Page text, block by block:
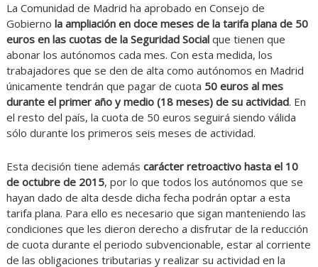
La Comunidad de Madrid ha aprobado en Consejo de
Gobierno la ampliación en doce meses de la tarifa plana de 50
euros en las cuotas de la Seguridad Socialque tienen que
abonar los autónomos cada mes. Con esta medida, los
trabajadores que se den de alta como autónomos en Madrid
únicamente tendrán que pagar de cuota 50 euros al mes
durante el primer año y medio (18 meses) de su actividad. En
el resto del país, la cuota de 50 euros seguirá siendo válida
sólo durante los primeros seis meses de actividad.
Esta decisión tiene además carácter retroactivo hasta el 10
de octubre de 2015, por lo que todos los autónomos que se
hayan dado de alta desde dicha fecha podrán optar a esta
tarifa plana. Para ello es necesario que sigan manteniendo las
condiciones que les dieron derecho a disfrutar de la reducción
de cuota durante el periodo subvencionable, estar al corriente
de las obligaciones tributarias y realizar su actividad en la